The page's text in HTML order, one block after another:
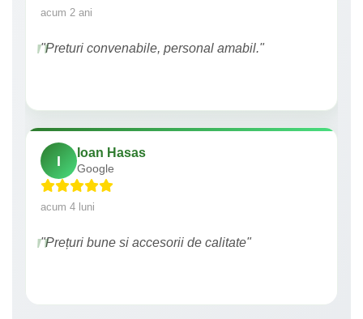
acum 2 ani
"Preturi convenabile, personal amabil."
I
Ioan Hasas
Google
acum 4 luni
"Prețuri bune si accesorii de calitate"